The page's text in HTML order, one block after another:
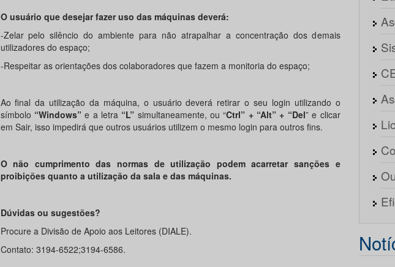
O usuário que desejar fazer uso das máquinas deverá:
-Zelar pelo silêncio do ambiente para não atrapalhar a concentração dos demais
utilizadores do espaço;
-Respeitar as orientações dos colaboradores que fazem a monitoria do espaço;
Ao final da utilização da máquina, o usuário deverá retirar o seu login utilizando o
símbolo “Windows”e a letra “L” simultaneamente, ou “Ctrl” + “Alt” + “Del” e clicar
em Sair, isso impedirá que outros usuários utilizem o mesmo login para outros fins.
O não cumprimento das normas de utilização podem acarretar sanções e
proibições quanto a utilização da sala e das máquinas.
Dúvidas ou sugestões?
Procure a Divisão de Apoio aos Leitores (DIALE).
Contato: 3194-6522;3194-6586.